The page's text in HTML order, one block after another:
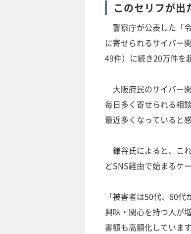
このセリフが
警察庁が公表した「
に寄せられるサイバー
49件）に続き20万件を
大阪府民のサイバー
毎日多く寄せられる相
最近多くなっていると
鎌谷氏によると、こ
どSNS経由で始まるケ
「被害者は50代、60
興味・関心を持つ人が
害額も高額化していま